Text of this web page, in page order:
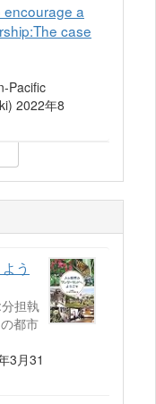
encourage a
case
Pacific
2022年8
う
担執
都市
3月31